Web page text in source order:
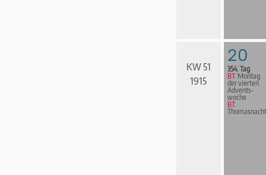
KW 51
1915
20
354. Tag
BT: Montag
der vierten
Advents­
woche
BT:
Thomasnacht